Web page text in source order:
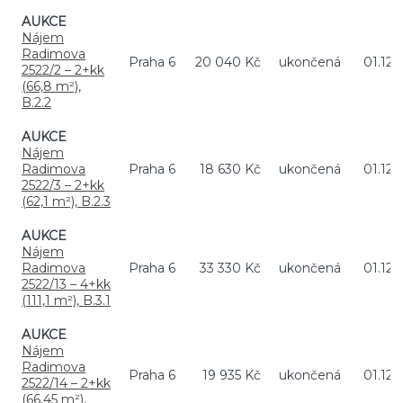
AUKCE
Nájem
Radimova
2522/2 – 2+kk
(66,8 m²),
B.2.2
Praha 6 20 040 Kč ukončená
AUKCE
Nájem
Radimova
2522/3 – 2+kk
(62,1 m²), B.2.3
Praha 6 18 630 Kč ukončená
AUKCE
Nájem
Radimova
2522/13 – 4+kk
(111,1 m²), B.3.1
Praha 6 33 330 Kč ukončená
AUKCE
Nájem
Radimova
2522/14 – 2+kk
(66,45 m²),
Praha 6 19 935 Kč ukončená